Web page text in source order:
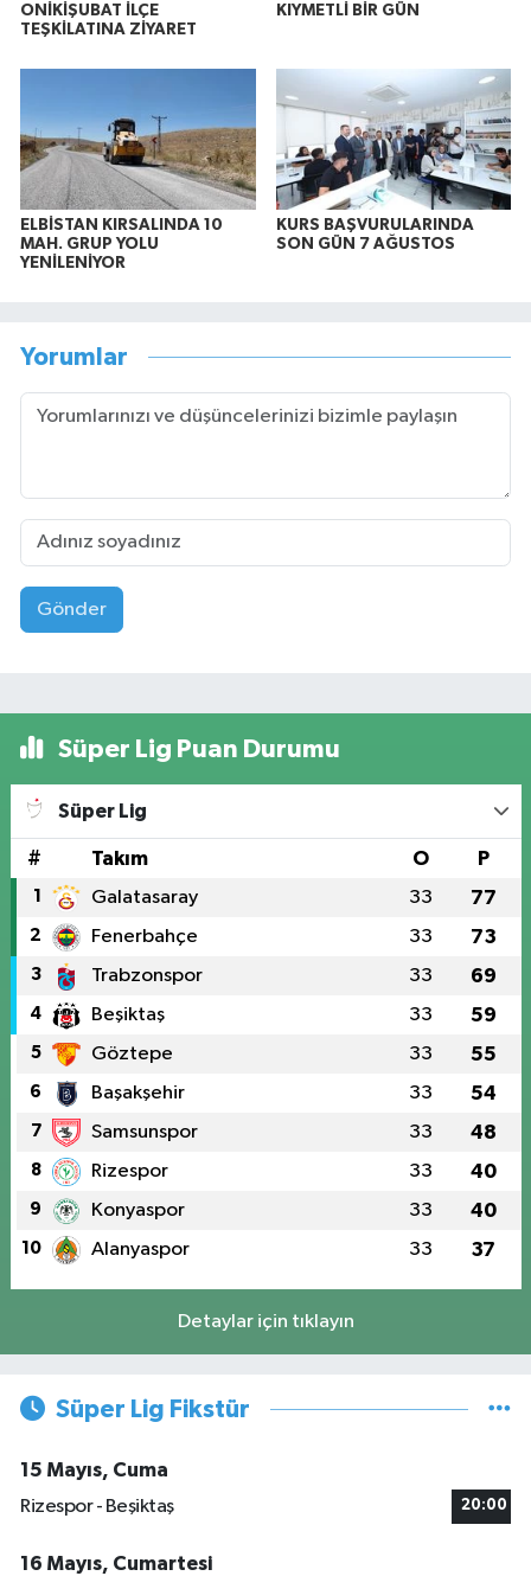
ONİKİŞUBAT İLÇE
TEŞKİLATINA ZİYARET
KIYMETLİ BİR GÜN
ELBİSTAN KIRSALINDA 10
MAH. GRUP YOLU
YENİLENİYOR
KURS BAŞVURULARINDA
SON GÜN 7 AĞUSTOS
Yorumlar
Gönder
Süper Lig Puan Durumu
Süper Lig
# Takım O P
1 Galatasaray 33 77
2 Fenerbahçe 33 73
3 Trabzonspor 33 69
4 Beşiktaş 33 59
5 Göztepe 33 55
6 Başakşehir 33 54
7 Samsunspor 33 48
8 Rizespor 33 40
9 Konyaspor 33 40
10 Alanyaspor 33 37
Detaylar için tıklayın
Süper Lig Fikstür
15 Mayıs, Cuma
Rizespor - Beşiktaş
20:00
16 Mayıs, Cumartesi